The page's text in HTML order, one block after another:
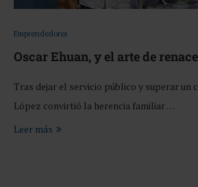
Emprendedores
Oscar Ehuan, y el arte de
Tras dejar el servicio público y superar un
López convirtió la herencia familiar …
Leer más